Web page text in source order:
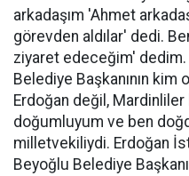
arkadaşım 'Ahmet
görevden aldılar' dedi.
ziyaret edeceğim'
Belediye Başkanının kim
Erdoğan değil,
doğumluyum ve ben
milletvekiliydi. Erdoğan
Beyoğlu Belediye